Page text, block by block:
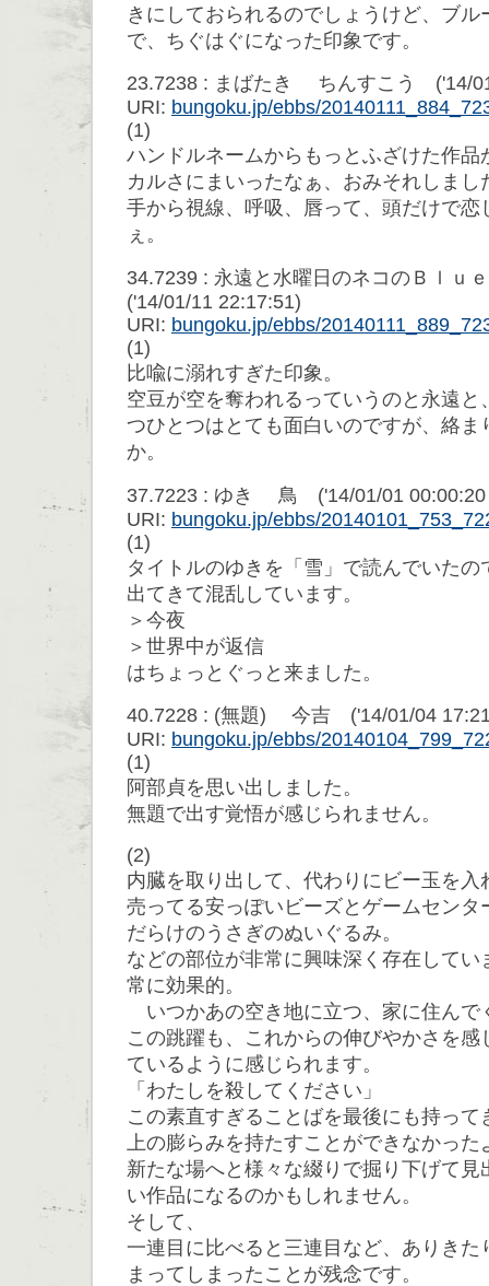
きにしておられるのでしょうけど、ブ
で、ちぐはぐになった印象です。
23.7238 : まばたき ちんすこう ('14/
URI: bungoku.jp/ebbs/
(1)
ハンドルネームからもっとふざけた作品
カルさにまいったなぁ、おみそれしまし
手から視線、呼吸、唇って、頭だけで恋
ぇ。
34.7239 : 永遠と水曜日のネコのＢｌ
('14/01/11 22:17:51)
URI: bungoku.jp/ebbs/
(1)
比喩に溺れすぎた印象。
空豆が空を奪われるっていうのと永遠と
つひとつはとても面白いのですが、絡ま
か。
37.7223 : ゆき 鳥 ('14/01/01 00:00:20
URI: bungoku.jp/ebbs/
(1)
タイトルのゆきを「雪」で読んでいた
出てきて混乱しています。
＞今夜
＞世界中が返信
はちょっとぐっと来ました。
40.7228 : (無題) 今吉 ('14/01/04
URI: bungoku.jp/ebbs/
(1)
阿部貞を思い出しました。
無題で出す覚悟が感じられません。
(2)
内臓を取り出して、代わりにビー玉を
売ってる安っぽいビーズとゲームセンタ
だらけのうさぎのぬいぐるみ。
などの部位が非常に興味深く存在してい
常に効果的。
いつかあの空き地に立つ、家に住んで
この跳躍も、これからの伸びやかさを
ているように感じられます。
「わたしを殺してください」
この素直すぎることばを最後にも持っ
上の膨らみを持たすことができなかっ
新たな場へと様々な綴りで掘り下げて見
い作品になるのかもしれません。
そして、
一連目に比べると三連目など、ありきた
まってしまったことが残念です。